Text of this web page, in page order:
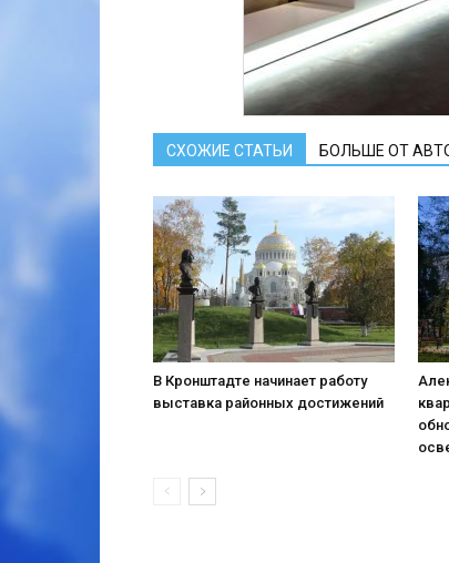
СХОЖИЕ СТАТЬИ БОЛЬШЕ ОТ
В Кронштадте начинает работу
выставка районных достижений